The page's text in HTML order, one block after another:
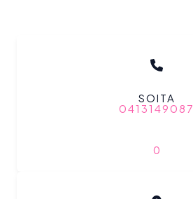
SOITA
0413149087
0